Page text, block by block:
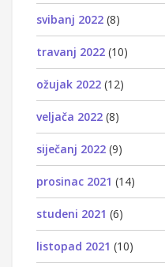
svibanj 2022 (8)
travanj 2022 (10)
ožujak 2022 (12)
veljača 2022 (8)
siječanj 2022 (9)
prosinac 2021 (14)
studeni 2021 (6)
listopad 2021 (10)